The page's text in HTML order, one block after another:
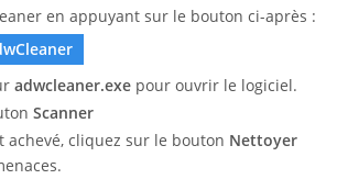
en appuyant sur le bouton ci-après :
adwcleaner.exe pour ouvrir le logiciel.
Scanner
achevé, cliquez sur le bouton Nettoyer